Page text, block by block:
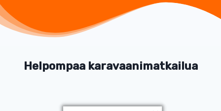
Helpompaa karavaanimatkailua